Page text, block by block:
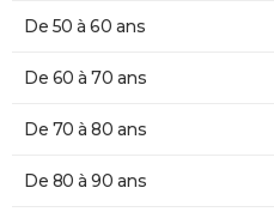
De 50 à 60 ans
De 60 à 70 ans
De 70 à 80 ans
De 80 à 90 ans